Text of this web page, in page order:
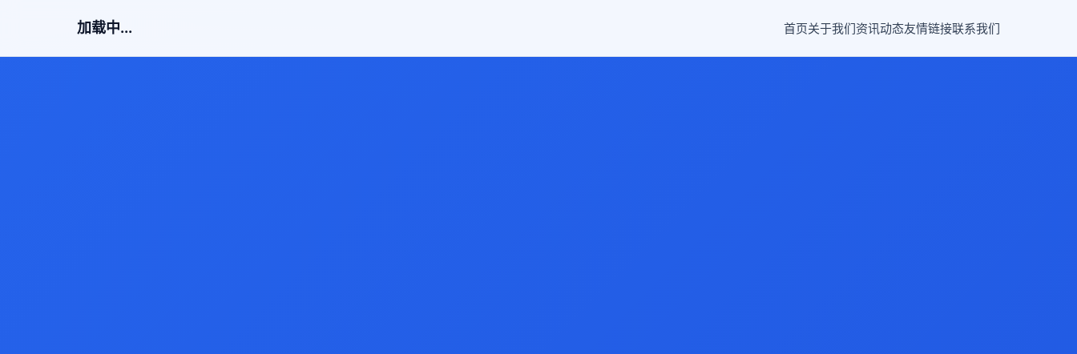
加载中... 首页关于我们资讯动态友情链接联系我们